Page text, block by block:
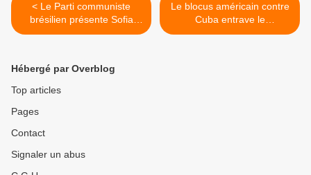
< Le Parti communiste
brésilien présente Sofia
Manzano comme pré-
Le blocus américain contre
Cuba entrave le
développement social,
Hébergé par Overblog
Top articles
Pages
Contact
Signaler un abus